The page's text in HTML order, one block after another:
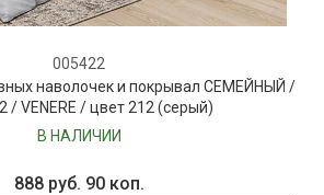
005422
наволочек и покрывал СЕМЕЙНЫЙ /
/ VENERE / цвет 212 (серый)
В НАЛИЧИИ
888 руб. 90 коп.